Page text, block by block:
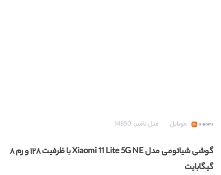
موبایل مدل نامبر: 14850
گوشی شیائومی مدل Xiaomi 11 Lite 5G NE با ظرفیت ۱۲۸ و رم ۸
گیگابایت